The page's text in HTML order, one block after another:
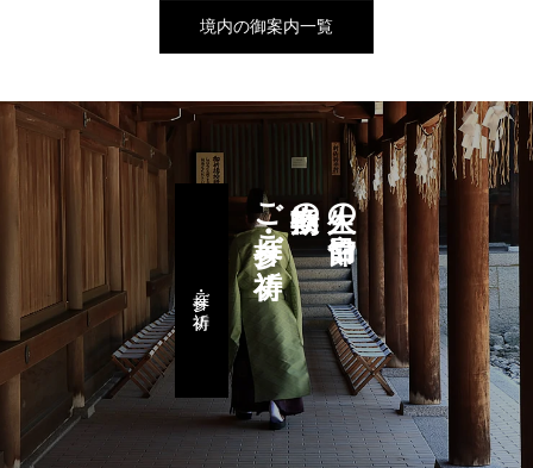
境内の御案内一覧
人生の節目や
転換期の
ご参拝・ご祈祷
参拝・ご祈祷